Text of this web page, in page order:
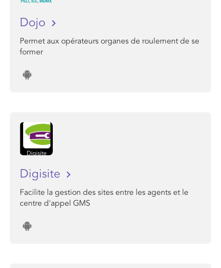
Dojo
Permet aux opérateurs organes de roulement de se
former
Digisite
Facilite la gestion des sites entre les agents et le
centre d'appel GMS